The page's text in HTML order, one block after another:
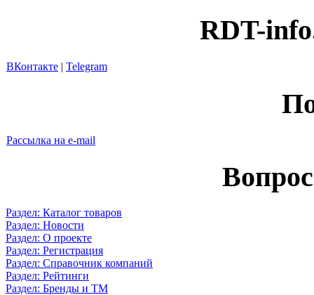
RDT-
ВКонтакте | Telegram
Рассылка на e-mail
Раздел: Каталог товаров
Раздел: Новости
Раздел: О проекте
Раздел: Регистрация
Раздел: Справочник компаний
Раздел: Рейтинги
Раздел: Бренды и ТМ